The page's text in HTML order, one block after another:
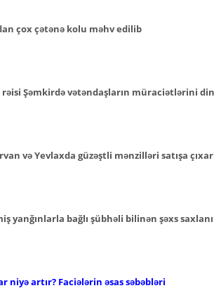
çox çətənə kolu məhv edilib
Şəmkirdə vətəndaşların müraciətlərini
və Yevlaxda güzəştli mənzilləri satışa
yanğınlarla bağlı şübhəli bilinən şəxs
niyə artır? Faciələrin əsas səbəbləri